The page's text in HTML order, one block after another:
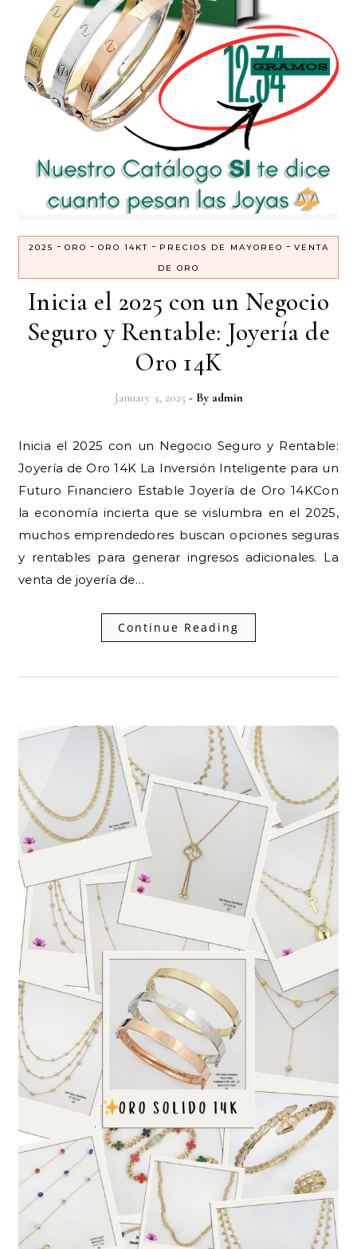
2025 - ORO - ORO 14KT - PRECIOS DE MAYOREO - VENTA
DE ORO
Inicia el 2025 con un Negocio
Seguro y Rentable: Joyería de
Oro 14K
January 3, 2025 - By admin
Inicia el 2025 con un Negocio Seguro y Rentable:
Joyería de Oro 14K La Inversión Inteligente para un
Futuro Financiero Estable Joyería de Oro 14KCon
la economía incierta que se vislumbra en el 2025,
muchos emprendedores buscan opciones seguras
y rentables para generar ingresos adicionales. La
venta de joyería de…
Continue Reading